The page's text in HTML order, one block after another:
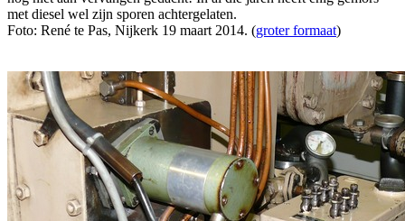
met diesel wel zijn sporen achtergelaten.
Foto: René te Pas, Nijkerk 19 maart 2014. (groter formaat)